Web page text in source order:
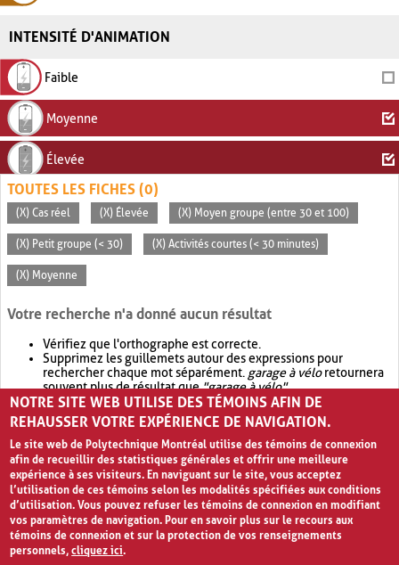
INTENSITÉ D'ANIMATION
Faible
Moyenne
Élevée
TOUTES LES FICHES (0)
(X) Cas réel (X) Élevée (X) Moyen groupe (entre 30 et 100)
(X) Petit groupe (< 30) (X) Activités courtes (< 30 minutes)
(X) Moyenne
Votre recherche n'a donné aucun résultat
Vérifiez que l'orthographe est correcte.
Supprimez les guillemets autour des expressions pour
rechercher chaque mot séparément. garage à véloretournera
souvent plus de résultat que"garage à vélo".
Envisagez d'élargir votre recherche avec OR.garage OR vélo
retournera souvent plus de résultat quegarage à vélo
NOTRE SITE WEB UTILISE DES TÉMOINS AFIN DE
REHAUSSER VOTRE EXPÉRIENCE DE NAVIGATION.
Le site web de Polytechnique Montréal utilise des témoins de connexion
afin de recueillir des statistiques générales et offrir une meilleure
expérience à ses visiteurs. En naviguant sur le site, vous acceptez
l’utilisation de ces témoins selon les modalités spécifiées aux conditions
d’utilisation. Vous pouvez refuser les témoins de connexion en modifiant
vos paramètres de navigation. Pour en savoir plus sur le recours aux
témoins de connexion et sur la protection de vos renseignements
personnels,cliquez ici.